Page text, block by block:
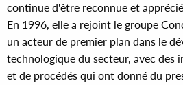
continue d'être reconnue et
En 1996, elle a rejoint le groupe
un acteur de premier plan dans le
technologique du secteur, avec des
et de procédés qui ont donné du